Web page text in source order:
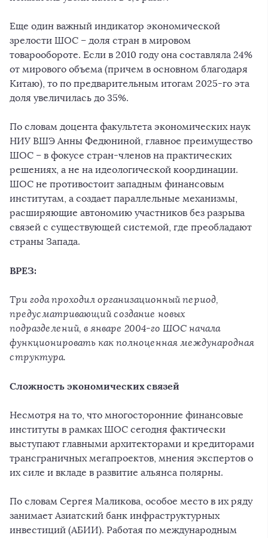
Еще один важный индикатор экономической
зрелости ШОС – доля стран в мировом
товарообороте. Если в 2010 году она составляла 24%
от мирового объема (причем в основном благодаря
Китаю), то по предварительным итогам 2025-го эта
доля увеличилась до 35%.
По словам доцента факультета экономических наук
НИУ ВШЭ Анны Федюниной, главное преимущество
ШОС – в фокусе стран-членов на практических
решениях, а не на идеологической координации.
ШОС не противостоит западным финансовым
институтам, а создает параллельные механизмы,
расширяющие автономию участников без разрыва
связей с существующей системой, где преобладают
страны Запада.
ВРЕЗ:
Три года проходил организационный период,
предусматривающий создание новых
подразделений, в январе 2004-го ШОС начала
функционировать как полноценная международная
структура.
Сложность экономических связей
Несмотря на то, что многосторонние финансовые
институты в рамках ШОС сегодня фактически
выступают главными архитекторами и кредиторами
трансграничных мегапроектов, мнения экспертов о
их силе и вкладе в развитие альянса полярны.
По словам Сергея Маликова, особое место в их ряду
занимает Азиатский банк инфраструктурных
инвестиций (АБИИ). Работая по международным